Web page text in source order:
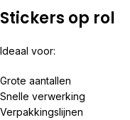
Stickers op rol
Ideaal voor:
Grote aantallen
Snelle verwerking
Verpakkingslijnen